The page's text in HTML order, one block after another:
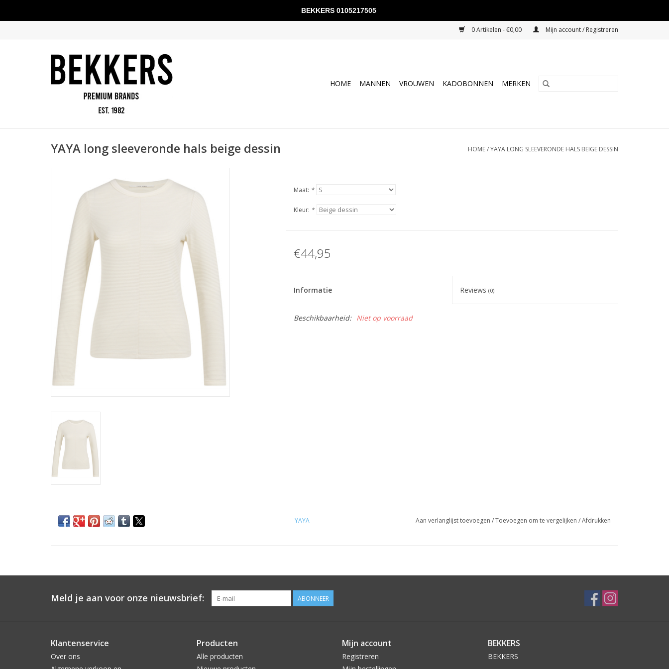
0 Artikelen - €0,00 Mijn account / Registreren
HOME MANNEN VROUWEN KADOBONNEN MERKEN
YAYA long sleeveronde hals beige dessin HOME/YAYA LONG SLEEVERONDE HALS BEIGE DESSIN
Maat: *
Kleur: *
€44,95
Informatie Reviews(0)
Beschikbaarheid: Niet op voorraad
YAYA Aan verlanglijst toevoegen /Toevoegen om te vergelijken /Afdrukken
Meld je aan voor onze nieuwsbrief: ABONNEER
Klantenservice
Over ons
Producten
Alle producten
Mijn account
Registreren
BEKKERS
BEKKERS
BEKKERS 0105217505